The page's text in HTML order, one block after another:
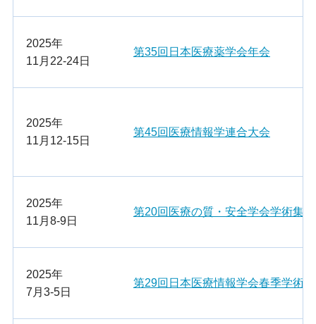
2025年
11月22-24日
第35回日本医療薬学会年会
2025年
11月12-15日
第45回医療情報学連合大会
2025年
11月8-9日
第20回医療の質・安全学会学術集会
2025年
7月3-5日
第29回日本医療情報学会春季学術